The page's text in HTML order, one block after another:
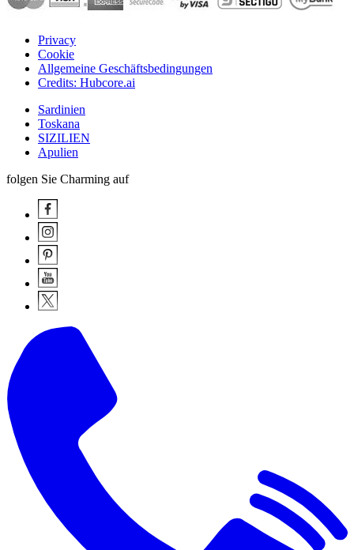
Privacy
Cookie
Allgemeine Geschäftsbedingungen
Credits: Hubcore.ai
Sardinien
Toskana
SIZILIEN
Apulien
folgen Sie Charming auf